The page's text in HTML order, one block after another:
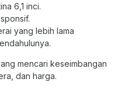
6,1 inci.
yang lebih lama
mencari keseimbangan
dan harga.